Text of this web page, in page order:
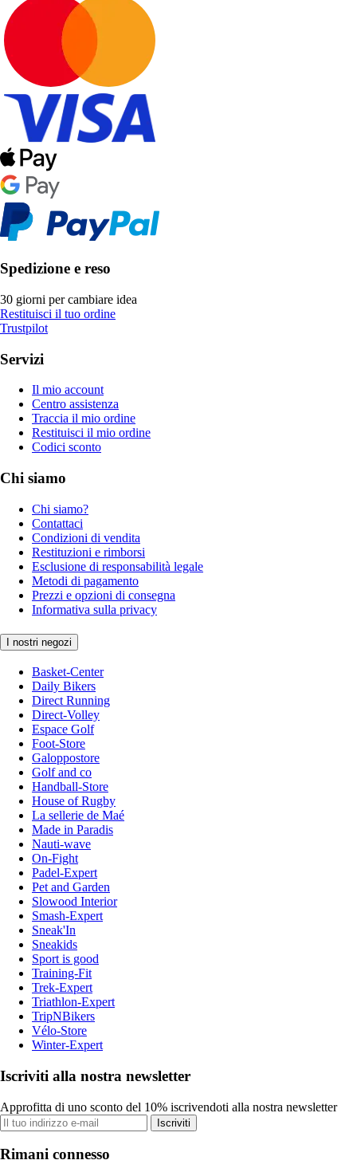
Spedizione e reso
30 giorni per cambiare idea
Restituisci il tuo ordine
Trustpilot
Servizi
Il mio account
Centro assistenza
Traccia il mio ordine
Restituisci il mio ordine
Codici sconto
Chi siamo
Chi siamo?
Contattaci
Condizioni di vendita
Restituzioni e rimborsi
Esclusione di responsabilità legale
Metodi di pagamento
Prezzi e opzioni di consegna
Informativa sulla privacy
I nostri negozi
Basket-Center
Daily Bikers
Direct Running
Direct-Volley
Espace Golf
Foot-Store
Galoppostore
Golf and co
Handball-Store
House of Rugby
La sellerie de Maé
Made in Paradis
Nauti-wave
On-Fight
Padel-Expert
Pet and Garden
Slowood Interior
Smash-Expert
Sneak'In
Sneakids
Sport is good
Training-Fit
Trek-Expert
Triathlon-Expert
TripNBikers
Vélo-Store
Winter-Expert
Iscriviti alla nostra newsletter
Approfitta di uno sconto del 10% iscrivendoti alla nostra newsletter
Iscriviti
Rimani connesso